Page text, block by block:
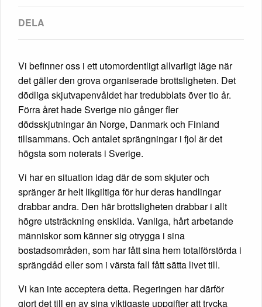
Vi befinner oss i ett utomordentligt allvarligt läge när
det gäller den grova organiserade brottsligheten. Det
dödliga skjutvapenvåldet har tredubblats över tio år.
Förra året hade Sverige nio gånger fler
dödsskjutningar än Norge, Danmark och Finland
tillsammans. Och antalet sprängningar i fjol är det
högsta som noterats i Sverige.
Vi har en situation idag där de som skjuter och
spränger är helt likgiltiga för hur deras handlingar
drabbar andra. Den här brottsligheten drabbar i allt
högre utsträckning enskilda. Vanliga, hårt arbetande
människor som känner sig otrygga i sina
bostadsområden, som har fått sina hem totalförstörda i
sprängdåd eller som i värsta fall fått sätta livet till.
Vi kan inte acceptera detta. Regeringen har därför
gjort det till en av sina viktigaste uppgifter att trycka